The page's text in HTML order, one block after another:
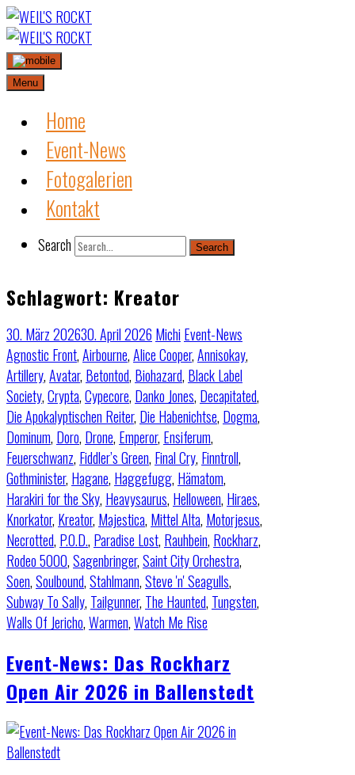
Skip
to
content
Menu
Home
Event-News
Fotogalerien
Kontakt
Search Search
Schlagwort: Kreator
30. März 202630. April 2026 Michi Event-News
Agnostic Front,Airbourne,Alice Cooper,Annisokay,
Artillery,Avatar, Betontod, Biohazard, Black Label
Society,Crypta,Cypecore, Danko Jones, Decapitated,
Die Apokalyptischen Reiter, Die Habenichtse, Dogma,
Dominum, Doro, Drone, Emperor, Ensiferum,
Feuerschwanz, Fiddler’s Green, Final Cry, Finntroll,
Gothminister, Hagane, Haggefugg, Hämatom,
Harakiri for the Sky, Heavysaurus, Helloween, Hiraes,
Knorkator, Kreator, Majestica, Mittel Alta, Motorjesus,
Necrotted, P.O.D., Paradise Lost, Rauhbein, Rockharz,
Rodeo 5000,Sagenbringer,Saint City Orchestra,
Soen,Soulbound,Stahlmann,Steve 'n' Seagulls,
Subway To Sally, Tailgunner, The Haunted, Tungsten,
Walls Of Jericho,Warmen,Watch Me Rise
Event-News: Das Rockharz
Open Air 2026 in Ballenstedt